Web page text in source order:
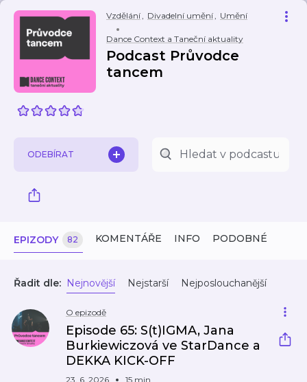
Vzdělání, Divadelní umění, Umění
Dance Context a Taneční aktuality
Podcast Průvodce
tancem
ODEBÍRAT
EPIZODY 82 KOMENTÁŘE INFO PODOBNÉ
Řadit dle: Nejnovější Nejstarší Nejposlouchanější
O epizodě
Episode 65: S(t)IGMA, Jana
Burkiewiczová ve StarDance a
DEKKA KICK-OFF
23. 6. 2026 15 min